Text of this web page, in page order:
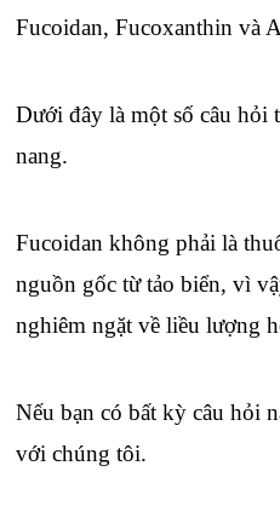
Fucoidan, Fucoxanthin và
Dưới đây là một số câu hỏi
nang.
Fucoidan không phải là
nguồn gốc từ tảo biển, vì
nghiêm ngặt về liều lượng
Nếu bạn có bất kỳ câu hỏi
với chúng tôi.